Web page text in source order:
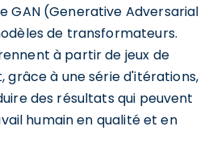
GAN (Generative Adversarial
de transformateurs.
à partir de jeux de
grâce à une série d'itérations,
des résultats qui peuvent
humain en qualité et en